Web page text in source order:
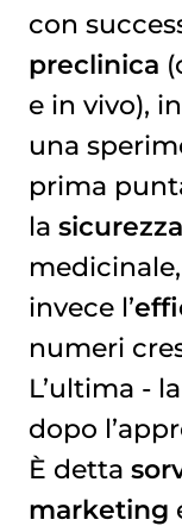
con
preclinica
e in vivo),
una
prima
la sicurezza
invece l’
numeri
L’ultima -
dopo
È detta
marketing